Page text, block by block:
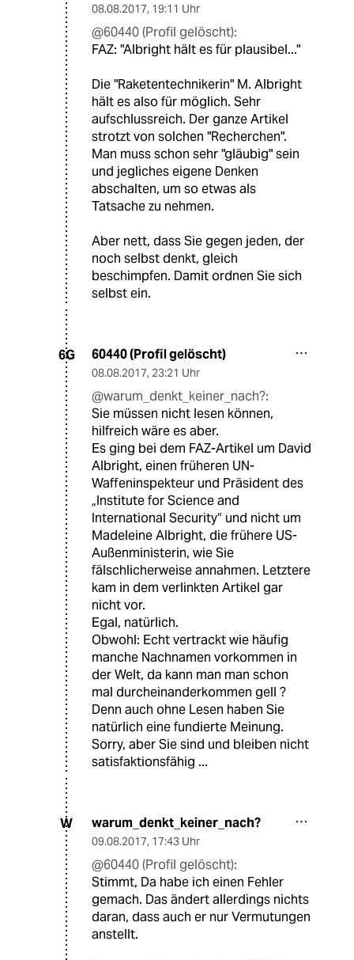
08.08.2017, 19:11 Uhr
@60440 (Profil gelöscht):
FAZ: "Albright hält es für plausibel..."
Die "Raketentechnikerin" M. Albright
hält es also für möglich. Sehr
aufschlussreich. Der ganze Artikel
strotzt von solchen "Recherchen".
Man muss schon sehr "gläubig" sein
und jegliches eigene Denken
abschalten, um so etwas als
Tatsache zu nehmen.
Aber nett, dass Sie gegen jeden, der
noch selbst denkt, gleich
beschimpfen. Damit ordnen Sie sich
selbst ein.
6G 60440 (Profil gelöscht)
08.08.2017, 23:21 Uhr
@warum_denkt_keiner_nach?:
Sie müssen nicht lesen können,
hilfreich wäre es aber.
Es ging bei dem FAZ-Artikel um David
Albright, einen früheren UN-
Waffeninspekteur und Präsident des
„Institute for Science and
International Security“ und nicht um
Madeleine Albright, die frühere US-
Außenministerin, wie Sie
fälschlicherweise annahmen. Letztere
kam in dem verlinkten Artikel gar
nicht vor.
Egal, natürlich.
Obwohl: Echt vertrackt wie häufig
manche Nachnamen vorkommen in
der Welt, da kann man man schon
mal durcheinanderkommen gell ?
Denn auch ohne Lesen haben Sie
natürlich eine fundierte Meinung.
Sorry, aber Sie sind und bleiben nicht
satisfaktionsfähig ...
W warum_denkt_keiner_nach?
09.08.2017, 17:43 Uhr
@60440 (Profil gelöscht):
Stimmt, Da habe ich einen Fehler
gemach. Das ändert allerdings nichts
daran, dass auch er nur Vermutungen
anstellt.